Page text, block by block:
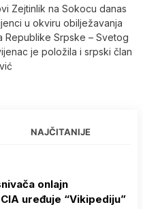
Zejtinlik na Sokocu danas
u okviru obilježavanja
Republike Srpske – Svetog
je položila i srpski član
NAJČITANIJE
onlajn
uređuje “Vikipediju”